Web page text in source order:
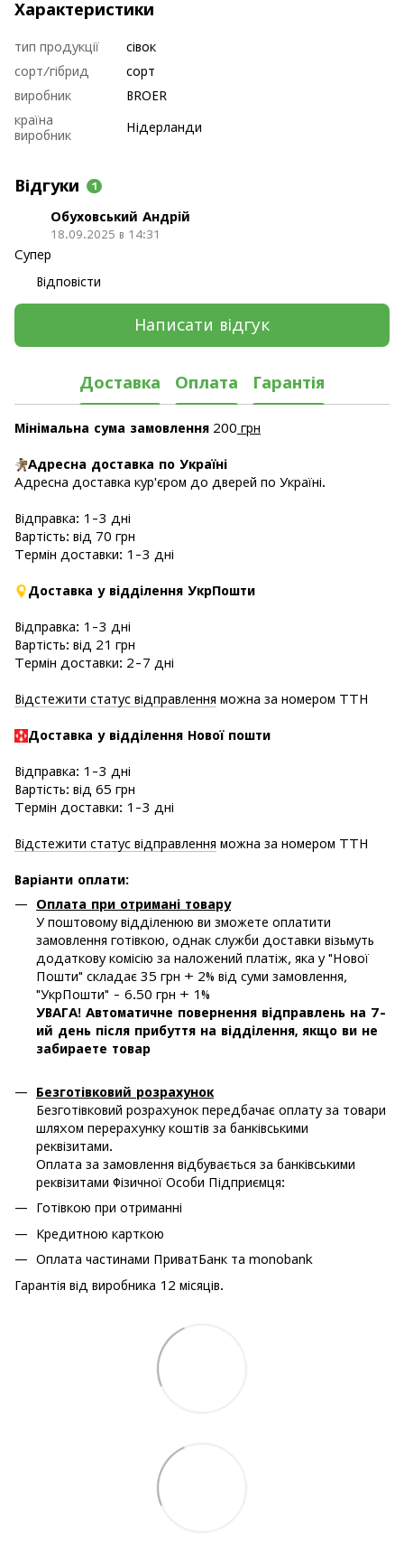
Характеристики
тип продукції
сівок
сорт/гібрид
сорт
виробник
BROER
країна
виробник
Нідерланди
Відгуки 1
Обуховський Андрій
18.09.2025 в 14:31
Супер
Відповісти
Написати відгук
Доставка Оплата Гарантія
Мінімальна сума замовлення 200 грн
Адресна доставка по Україні
Адресна доставка кур'єром до дверей по Україні.
Відправка: 1-3 дні
Вартість: від 70 грн
Термін доставки: 1-3 дні
Доставка у відділення УкрПошти
Відправка: 1-3 дні
Вартість: від 21 грн
Термін доставки: 2-7 дні
Відстежити статус відправлення можна за номером ТТН
Доставка у відділення Нової пошти
Відправка: 1-3 дні
Вартість: від 65 грн
Термін доставки: 1-3 дні
Відстежити статус відправлення можна за номером ТТН
Варіанти оплати:
Оплата при отримані товару
У поштовому відділенюю ви зможете оплатити
замовлення готівкою, однак служби доставки візьмуть
додаткову комісію за наложений платіж, яка у "Нової
Пошти" складає 35 грн + 2% від суми замовлення,
"УкрПошти" - 6.50 грн + 1%
УВАГА! Автоматичне повернення відправлень на 7-
ий день після прибуття на відділення, якщо ви не
забираете товар
Безготівковий розрахунок
Безготівковий розрахунок передбачає оплату за товари
шляхом перерахунку коштів за банківськими
реквізитами.
Оплата за замовлення відбувається за банківськими
реквізитами Фізичної Особи Підприємця:
Готівкою при отриманні
Кредитною карткою
Оплата частинами ПриватБанк та monobank
Гарантія від виробника 12 місяців.